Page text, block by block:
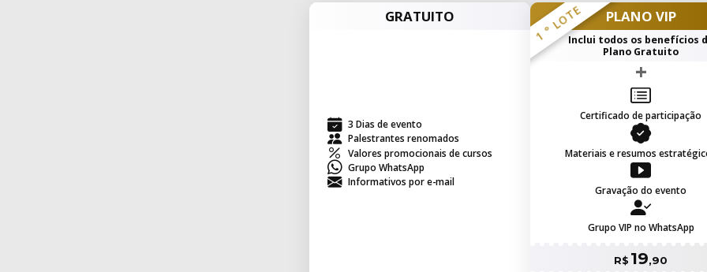
GRATUITO
3 Dias de evento
Palestrantes renomados
Valores promocionais de cursos
Grupo WhatsApp
Informativos por e-mail
1 ° LOTE PLANO VIP
Inclui todos os benefícios
Plano Gratuito
Certificado de participação
Materiais e resumos
Gravação do evento
Grupo VIP no WhatsApp
R$ 19,90